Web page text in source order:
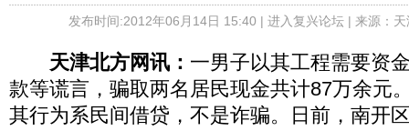
发布时间:2012年06月14日 15:40 | 进入复兴论坛| 来源：
天津北方网讯： 一男子以其工程需要资
款等谎言，骗取两名居民现金共计87万余元
其行为系民间借贷，不是诈骗。日前，南开